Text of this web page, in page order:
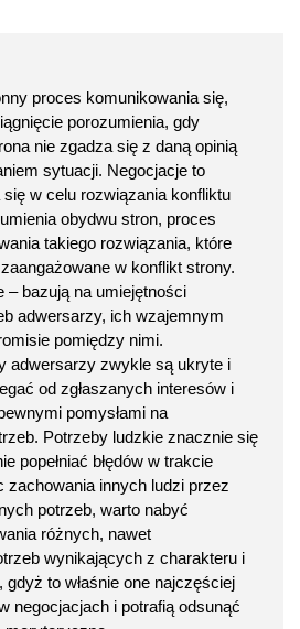
proces komunikowania się,
porozumienia, gdy
nie zgadza się z daną opinią
sytuacji. Negocjacje to
w celu rozwiązania konfliktu
obydwu stron, proces
takiego rozwiązania, które
w konflikt strony.
– bazują na umiejętności
adwersarzy, ich wzajemnym
pomiędzy nimi.
adwersarzy zwykle są ukryte i
od zgłaszanych interesów i
pomysłami na
Potrzeby ludzkie znacznie się
popełniać błędów w trakcie
zachowania innych ludzi przez
potrzeb, warto nabyć
różnych, nawet
wynikających z charakteru i
to właśnie one najczęściej
negocjacjach i potrafią odsunąć